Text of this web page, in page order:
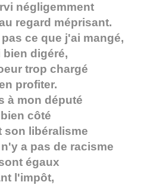
négligemment
regard méprisant.
ce que j'ai mangé,
bien digéré,
trop chargé
profiter.
à mon député
côté
son libéralisme
a pas de racisme
égaux
l'impôt,